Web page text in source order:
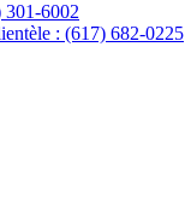
301-6002
: (617) 682-0225